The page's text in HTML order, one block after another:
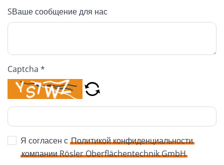
SВаше сообщение для нас
Captcha *
Я согласен с Политикой конфиденциальности
компании Rösler Oberflächentechnik GmbH